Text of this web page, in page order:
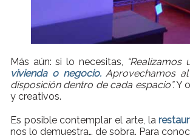
Más aún: si lo necesitas,
vivienda o negocio.Aprovechamos
disposición dentro de cada espacio”.Y
y creativos.
Es posible contemplar el arte, la
nos lo demuestra… de sobra. Para